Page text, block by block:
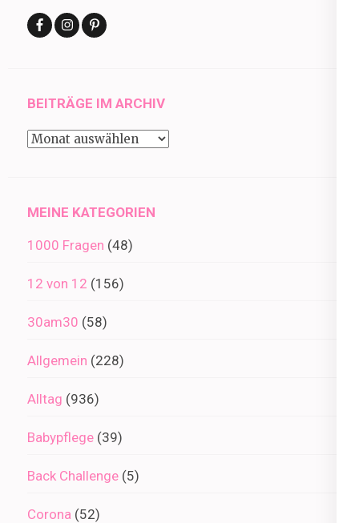
BEITRÄGE IM ARCHIV
Beiträge
MEINE KATEGORIEN
1000 Fragen (48)
12 von 12 (156)
30am30 (58)
Allgemein (228)
Alltag (936)
Babypflege (39)
Back Challenge (5)
Corona (52)